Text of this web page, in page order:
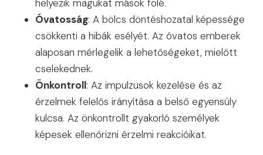
helyezik magukat mások fölé.
Óvatosság: A bölcs döntéshozatal képessége
csökkenti a hibák esélyét. Az óvatos emberek
alaposan mérlegelik a lehetőségeket, mielőtt
cselekednek.
Önkontroll: Az impulzusok kezelése és az
érzelmek felelős irányítása a belső egyensúly
kulcsa. Az önkontrollt gyakorló személyek
képesek ellenőrizni érzelmi reakcióikat.